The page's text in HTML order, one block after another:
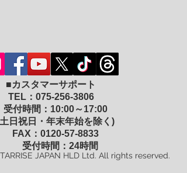
JAPAN HLD Ltd. All rights reserved.
■カスタマーサポート
TEL：075-256-3806
受付時間：10:00～17:00
日祝日・年末年始を除く)
FAX：0120-57-8833
受付時間：24時間